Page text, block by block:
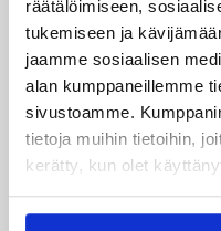
räätälöimiseen,
tukemiseen ja
jaamme sosiaalisen
alan kumppaneillemme
sivustoamme.
tietoja muihin tietoihin,
kerätty, kun olet
Liettuasta
Susiladies nappasi
Liettuasta
Susiladies voitti
(48-36) Elina
johdattamana.